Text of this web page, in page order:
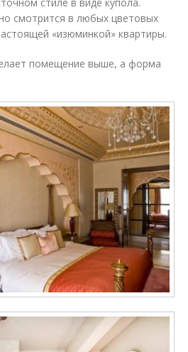
смотрится в любых цветовых
«изюминкой» квартиры.
помещение выше, а форма